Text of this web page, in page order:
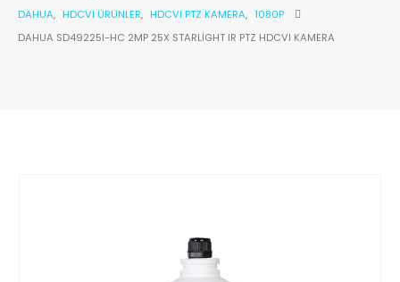
DAHUA, HDCVI ÜRÜNLER, HDCVI PTZ KAMERA, 1080P
DAHUA SD49225I-HC 2MP 25X STARLIGHT IR PTZ HDCVI KAMERA